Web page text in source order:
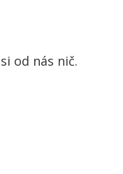
od nás nič.